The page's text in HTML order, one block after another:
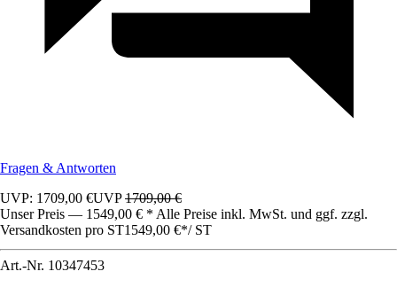
Fragen & Antworten
UVP: 1709,00 €UVP1709,00 €
Unser Preis — 1549,00 € * Alle Preise inkl. MwSt. und ggf. zzgl.
Versandkosten pro ST1549,00 €*/ ST
Art.-Nr. 10347453